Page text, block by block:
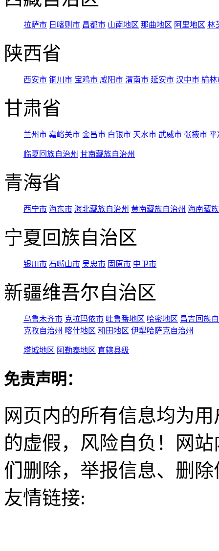
拉萨市 日喀则市 昌都市 山南地区 那曲地区 阿里地区 林
陕西省
西安市 铜川市 宝鸡市 咸阳市 渭南市 延安市 汉中市 榆林
甘肃省
兰州市 嘉峪关市 金昌市 白银市 天水市 武威市 张掖市 平
临夏回族自治州 甘南藏族自治州
青海省
西宁市 海东市 海北藏族自治州 黄南藏族自治州 海南藏
宁夏回族自治区
银川市 石嘴山市 吴忠市 固原市 中卫市
新疆维吾尔自治区
乌鲁木齐市 克拉玛依市 吐鲁番地区 哈密地区 昌吉回族
克孜自治州 喀什地区 和田地区 伊犁哈萨克自治州
塔城地区 阿勒泰地区 直辖县级
免责声明：
网页内的所有信息均为
的虚假，风险自负！网
们删除，举报信息、删
友情链接: